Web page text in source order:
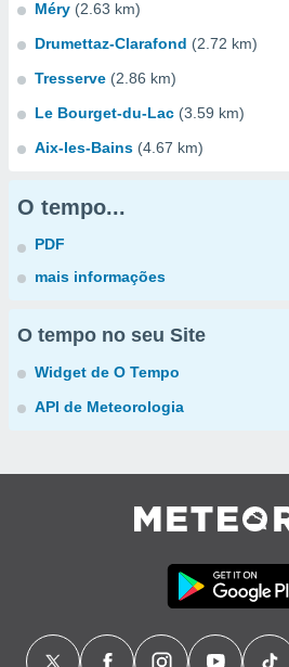
Méry (2.63 km)
Drumettaz-Clarafond (2.72 km)
Tresserve (2.86 km)
Le Bourget-du-Lac (3.59 km)
Aix-les-Bains (4.67 km)
O tempo...
PDF
mais informações
O tempo no seu Site
Widget de O Tempo
API de Meteorologia